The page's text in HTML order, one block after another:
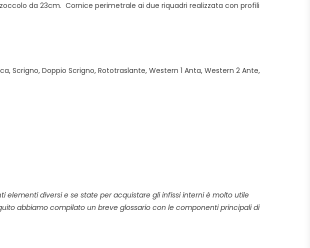
da 23cm. Cornice perimetrale ai due riquadri realizzata con profili
Doppio Scrigno, Rototraslante, Western 1 Anta, Western 2 Ante,
diversi e se state per acquistare gli infissi interni è molto utile
abbiamo compilato un breve glossario con le componenti principali di